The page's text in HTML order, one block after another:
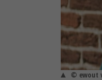
© ewout